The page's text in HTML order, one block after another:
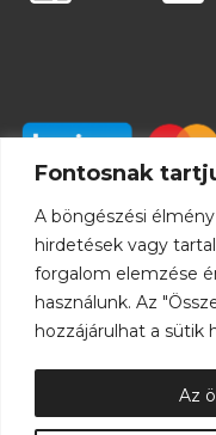
Fontosnak
A böngészési
hirdetések vagy
forgalom elemzése
használunk. Az
hozzájárulhat a sütik
Az